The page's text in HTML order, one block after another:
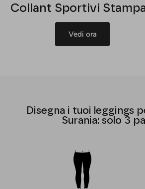
Collant Sportivi
Vedi ora
Disegna i tuoi leggings
Surania: solo 3